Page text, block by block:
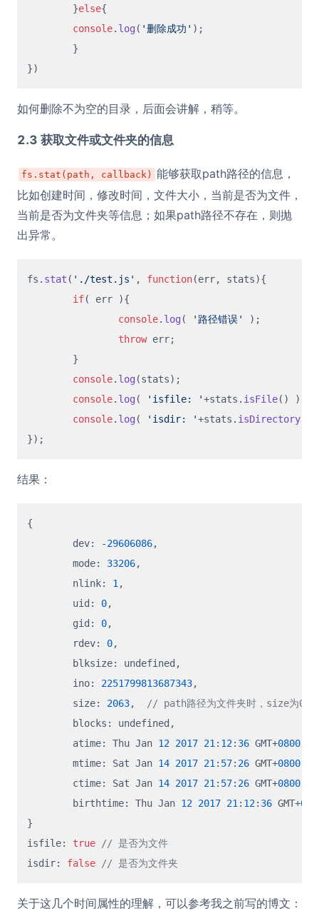
  	}
else{
console. log ( '删除成功' );
如何删除不为空的目录，后面会讲解，稍等。
2.3 获取文件或文件夹的信息
fs.stat(path, callback) 能够获取path路径的信息，
比如创建时间，修改时间，文件大小，当前是否为文件，
当前是否为文件夹等信息；如果path路径不存在，则抛
出异常。
fs. stat ( './test.js' , function(err, stats){
if( err ){
console. log ( '路径错误'
);
throw err;
console. log (stats);
console. log ( 'isfile: '+stats. isFile() );
console. log ( 'isdir: '+stats. isDirectory
结果：
{
	dev
: -29606086,
  	mode
: 33206,
  	nlink
: 1 ,
  	uid
: 0,
  	gid
: 0,
  	rdev
: 0,
  	blksize
: undefined ,
  	ino
: 2251799813687343,
  	size
: 2063,
// path路径为文件夹时，size为0
  	blocks
: undefined ,
  	atime
: Thu Jan 12 2017 21 : 12: 36 GMT+0800
  	mtime
: Sat Jan 14 2017 21 : 57: 26 GMT+0800
  	ctime
: Sat Jan 14 2017 21 : 57: 26 GMT+0800
  	birthtime
: Thu Jan 12 2017 21 : 12: 36 GMT+
}
isfile: true
// 是否为文件
isdir: false // 是否为文件夹
关于这几个时间属性的理解，可以参考我之前写的博文：